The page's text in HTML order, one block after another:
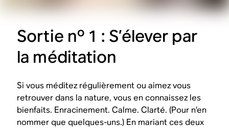
Sortie nº 1 : S’élever par
la méditation
Si vous méditez régulièrement ou aimez vous
retrouver dans la nature, vous en connaissez les
bienfaits. Enracinement. Calme. Clarté. (Pour n’en
nommer que quelques-uns.) En mariant ces deux